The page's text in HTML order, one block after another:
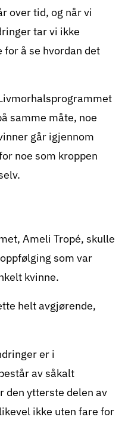
over tid, og når vi
tar vi ikke
for å se hvordan det
samme måte, noe
går igjennom
noe som kroppen
Ameli Tropé, skulle
som var
kvinne.
helt avgjørende,
er i
av såkalt
den ytterste delen av
ikke uten fare for